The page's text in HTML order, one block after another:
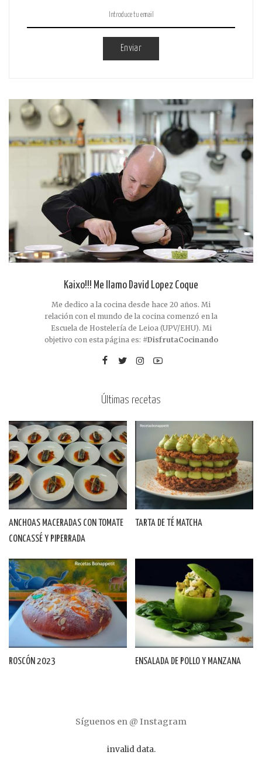
Enviar
Kaixo!!! Me llamo David Lopez Coque
Me dedico a la cocina desde hace 20 años. Mi
relación con el mundo de la cocina comenzó en la
Escuela de Hostelería de Leioa (UPV/EHU). Mi
objetivo con esta página es: #DisfrutaCocinando
Últimas recetas
ANCHOAS MACERADAS CON TOMATE
CONCASSÉ Y PIPERRADA
TARTA DE TÉ MATCHA
ROSCÓN 2023 ENSALADA DE POLLO Y MANZANA
Síguenos en @ Instagram
invalid data.